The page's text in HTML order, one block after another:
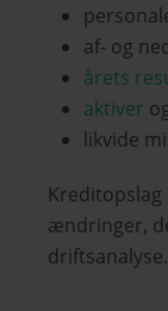
af- og
årets
aktiver
likvide
Kreditopslag
ændringer,
driftsanalyse.